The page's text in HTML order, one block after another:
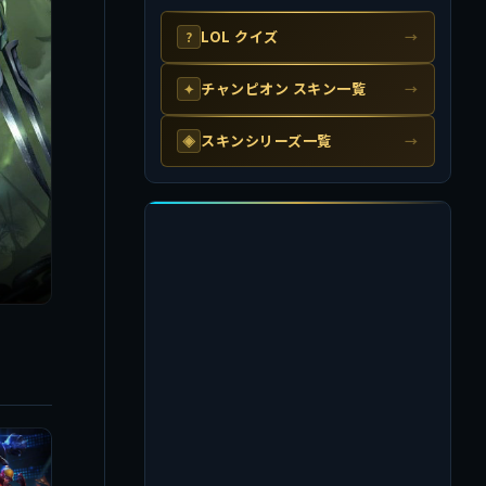
? LOL クイズ →
✦ チャンピオン スキン一覧 →
◈ スキンシリーズ一覧 →